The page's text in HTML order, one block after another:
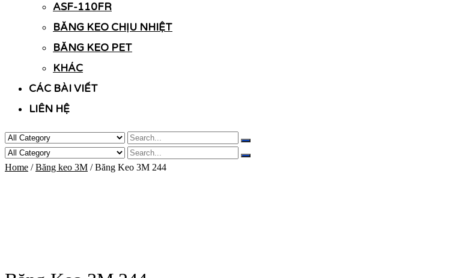
ASF-110FR
BĂNG KEO CHỊU NHIỆT
BĂNG KEO PET
KHÁC
CÁC BÀI VIẾT
LIÊN HỆ
Home /Băng keo 3M / Băng Keo 3M 244